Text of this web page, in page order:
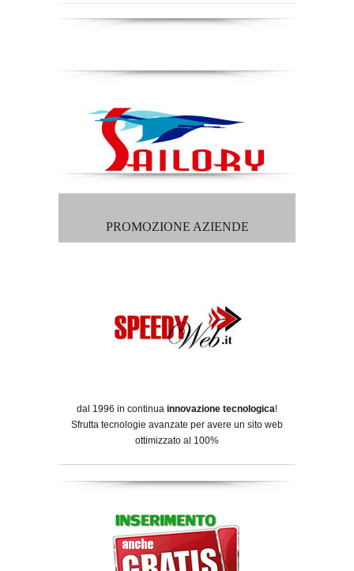
PROMOZIONE AZIENDE
dal 1996 in continua innovazione tecnologica!
Sfrutta tecnologie avanzate per avere un sito web
ottimizzato al 100%